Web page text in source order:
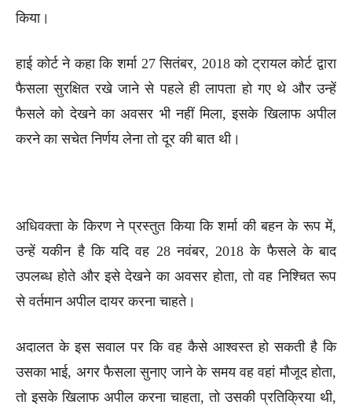
किया।
हाई कोर्ट ने कहा कि शर्मा 27 सितंबर, 2018 को ट्रायल कोर्ट द्वारा
फैसला सुरक्षित रखे जाने से पहले ही लापता हो गए थे और उन्हें
फैसले को देखने का अवसर भी नहीं मिला, इसके खिलाफ अपील
करने का सचेत निर्णय लेना तो दूर की बात थी।
अधिवक्ता के किरण ने प्रस्तुत किया कि शर्मा की बहन के रूप में,
उन्हें यकीन है कि यदि वह 28 नवंबर, 2018 के फैसले के बाद
उपलब्ध होते और इसे देखने का अवसर होता, तो वह निश्चित रूप
से वर्तमान अपील दायर करना चाहते।
अदालत के इस सवाल पर कि वह कैसे आश्वस्त हो सकती है कि
उसका भाई, अगर फैसला सुनाए जाने के समय वह वहां मौजूद होता,
तो इसके खिलाफ अपील करना चाहता, तो उसकी प्रतिक्रिया थी,